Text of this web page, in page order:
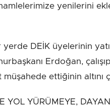
yenilerini
DEİK üyelerinin
Erdoğan,
ettiğinin altını
YOL YÜRÜMEYE,